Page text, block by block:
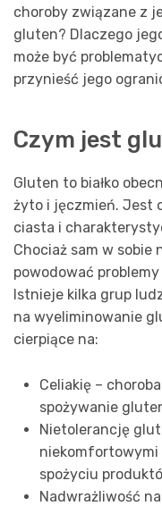
choroby związane z
gluten? Dlaczego
może być
przynieść jego
Czym jest
Gluten to białko
żyto i jęczmień. Jest
ciasta i
Chociaż sam w sobie
powodować
Istnieje kilka grup
na wyeliminowanie
cierpiące na:
Celiakię –
spożywanie
Nietolerancję
niekomfortowymi
spożyciu
Nadwrażliwość